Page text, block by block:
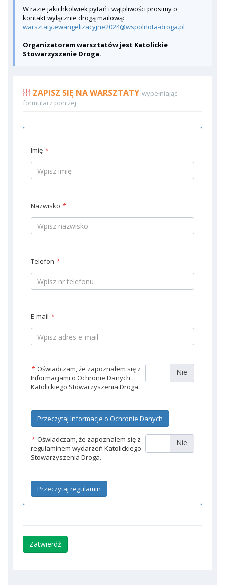
W razie jakichkolwiek pytań i wątpliwości prosimy o
kontakt wyłącznie drogą mailową:
warsztaty.ewangelizacyjne2024@wspolnota-droga.pl
Organizatorem warsztatów jest Katolickie
Stowarzyszenie Droga.
ZAPISZ SIĘ NA WARSZTATY wypełniając
formularz poniżej.
Imię *
Nazwisko *
Telefon *
E-mail *
Tak Nie
* Oświadczam, że zapoznałem się z
Informacjami o Ochronie Danych
Katolickiego Stowarzyszenia Droga.
Przeczytaj Informacje o Ochronie Danych
Tak Nie
* Oświadczam, że zapoznałem się z
regulaminem wydarzeń Katolickiego
Stowarzyszenia Droga.
Przeczytaj regulamin
Zatwierdź